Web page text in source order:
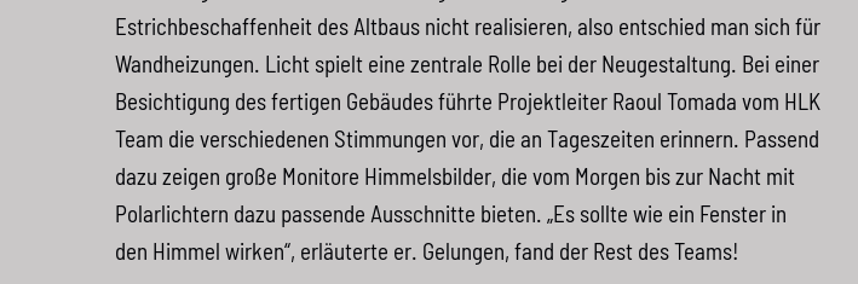
Estrichbeschaffenheit des Altbaus nicht realisieren, also entschied man sich für
Wandheizungen. Licht spielt eine zentrale Rolle bei der Neugestaltung. Bei einer
Besichtigung des fertigen Gebäudes führte Projektleiter Raoul Tomada vom HLK
Team die verschiedenen Stimmungen vor, die an Tageszeiten erinnern. Passend
dazu zeigen große Monitore Himmelsbilder, die vom Morgen bis zur Nacht mit
Polarlichtern dazu passende Ausschnitte bieten. „Es sollte wie ein Fenster in
den Himmel wirken“, erläuterte er. Gelungen, fand der Rest des Teams!